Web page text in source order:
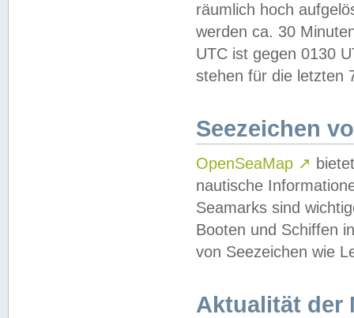
räumlich hoch
werden ca. 30
UTC ist gegen 0130
stehen für die letzten
Seezeichen
OpenSeaMap ↗
nautische
Seamarks sind
Booten und Schiffen
von Seezeichen wie
Aktualität der